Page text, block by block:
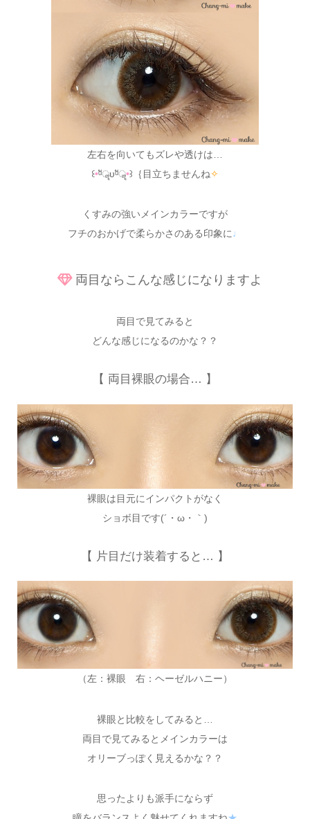
左右を向いてもズレや透けは…
꒰•ᵅัॣυᵅัॣ•꒱｛目立ちませんね✧
くすみの強いメインカラーですが
フチのおかげで柔らかさのある印象に♩
両目ならこんな感じになりますよ
両目で見てみると
どんな感じになるのかな？？
【 両目裸眼の場合… 】
裸眼は目元にインパクトがなく
ショボ目です(´・ω・｀)
【 片目だけ装着すると… 】
（左：裸眼 右：ヘーゼルハニー）
裸眼と比較をしてみると…
両目で見てみるとメインカラーは
オリーブっぽく見えるかな？？
思ったよりも派手にならず